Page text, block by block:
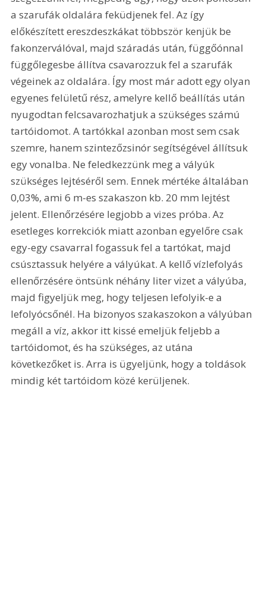
a szarufák oldalára feküdjenek fel. Az így
előkészített ereszdeszkákat többször kenjük be
fakonzerválóval, majd száradás után, függőónnal
függőlegesbe állítva csavarozzuk fel a szarufák
végeinek az oldalára. Így most már adott egy olyan
egyenes felületű rész, amelyre kellő beállítás után
nyugodtan felcsavarozhatjuk a szükséges számú
tartóidomot. A tartókkal azonban most sem csak
szemre, hanem szintezőzsinór segítségével állítsuk
egy vonalba. Ne feledkezzünk meg a vályúk
szükséges lejtéséről sem. Ennek mértéke általában
0,03%, ami 6 m-es szakaszon kb. 20 mm lejtést
jelent. Ellenőrzésére legjobb a vizes próba. Az
esetleges korrekciók miatt azonban egyelőre csak
egy-egy csavarral fogassuk fel a tartókat, majd
csúsztassuk helyére a vályúkat. A kellő vízlefolyás
ellenőrzésére öntsünk néhány liter vizet a vályúba,
majd figyeljük meg, hogy teljesen lefolyik-e a
lefolyócsőnél. Ha bizonyos szakaszokon a vályúban
megáll a víz, akkor itt kissé emeljük feljebb a
tartóidomot, és ha szükséges, az utána
következőket is. Arra is ügyeljünk, hogy a toldások
mindig két tartóidom közé kerüljenek.